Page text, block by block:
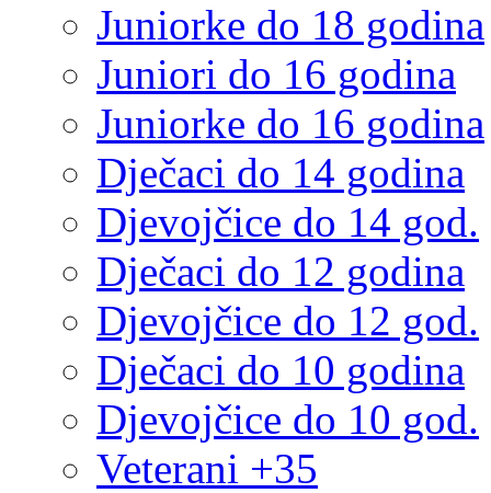
Juniorke do 18 godina
Juniori do 16 godina
Juniorke do 16 godina
Dječaci do 14 godina
Djevojčice do 14 god.
Dječaci do 12 godina
Djevojčice do 12 god.
Dječaci do 10 godina
Djevojčice do 10 god.
Veterani +35